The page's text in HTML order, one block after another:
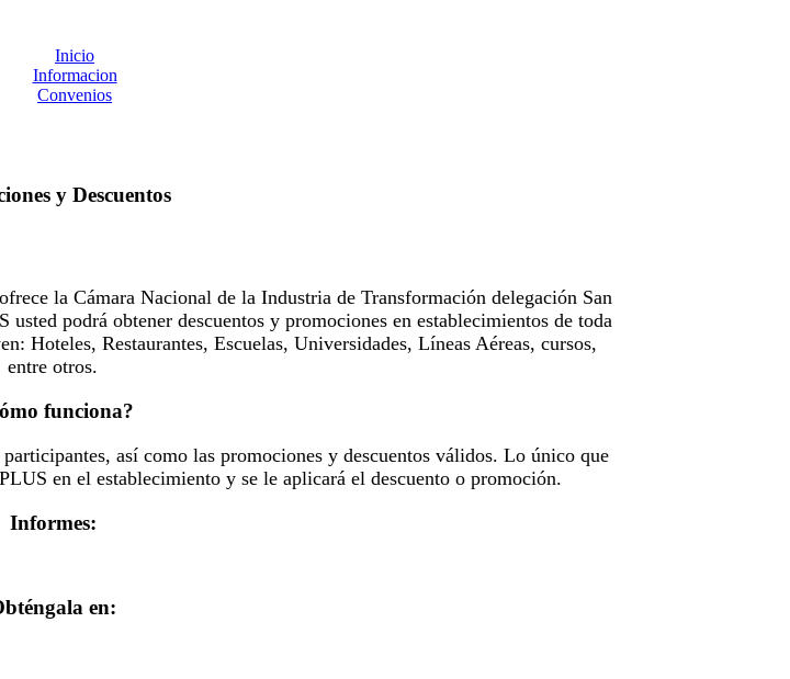
Inicio
Informacion
Convenios
y Descuentos
la Cámara Nacional de la Industria de Transformación delegación San
podrá obtener descuentos y promociones en establecimientos de toda
Hoteles, Restaurantes, Escuelas, Universidades, Líneas Aéreas, cursos,
entre otros.
funciona?
así como las promociones y descuentos válidos. Lo único que
en el establecimiento y se le aplicará el descuento o promoción.
Informes:
en: